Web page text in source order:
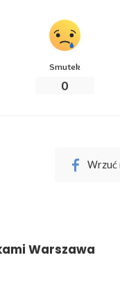
Smutek
0
Wrzuć
Warszawa